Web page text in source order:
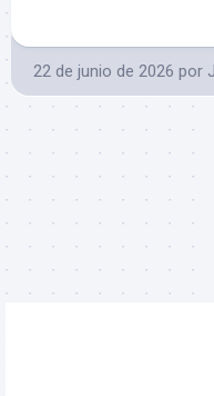
22 de junio de 2026 por